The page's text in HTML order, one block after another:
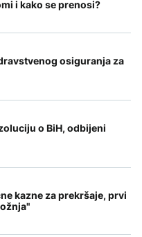
i kako se prenosi?
osiguranja za
o BiH, odbijeni
kazne za prekršaje, prvi